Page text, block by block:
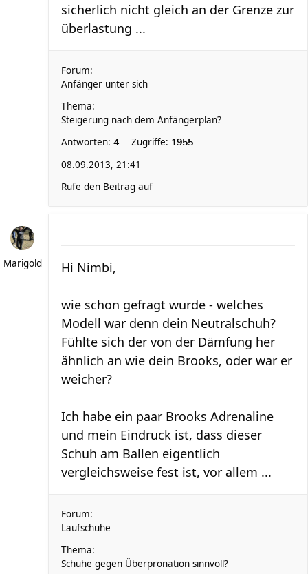
sicherlich nicht gleich an der Grenze zur
überlastung ...
Forum:
Anfänger unter sich
Thema:
Steigerung nach dem Anfängerplan?
Antworten: 4 Zugriffe: 1955
08.09.2013, 21:41
Rufe den Beitrag auf
Marigold Hi Nimbi,
wie schon gefragt wurde - welches
Modell war denn dein Neutralschuh?
Fühlte sich der von der Dämfung her
ähnlich an wie dein Brooks, oder war er
weicher?
Ich habe ein paar Brooks Adrenaline
und mein Eindruck ist, dass dieser
Schuh am Ballen eigentlich
vergleichsweise fest ist, vor allem ...
Forum:
Laufschuhe
Thema:
Schuhe gegen Überpronation sinnvoll?